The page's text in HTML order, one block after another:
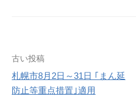
投
稿
古い投稿
札幌市8月2日～31日 ｢まん延
防止等重点措置｣適用